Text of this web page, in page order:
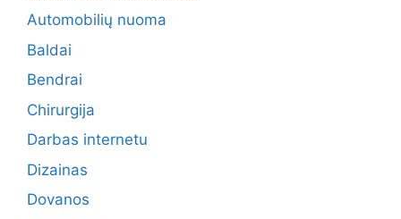
Automobilių nuoma
Baldai
Bendrai
Chirurgija
Darbas internetu
Dizainas
Dovanos